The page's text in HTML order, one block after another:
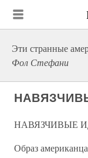
Эти странные
Фол Стефани
НАВЯЗЧИВЫЕ
Образ американца